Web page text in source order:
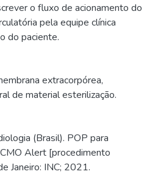
o fluxo de acionamento do
pela equipe clínica
do paciente.
extracorpórea,
de material esterilização.
(Brasil). POP para
Alert [procedimento
Janeiro: INC; 2021.